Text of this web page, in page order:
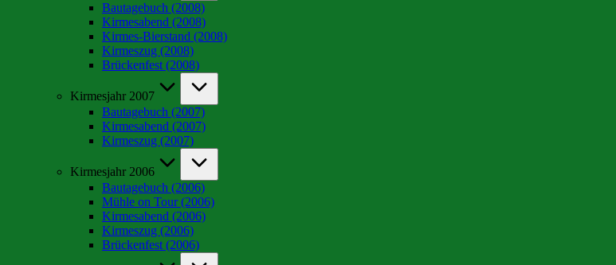
Bautagebuch (2008)
Kirmesabend (2008)
Kirmes-Bierstand (2008)
Kirmeszug (2008)
Brückenfest (2008)
Kirmesjahr 2007
Bautagebuch (2007)
Kirmesabend (2007)
Kirmeszug (2007)
Kirmesjahr 2006
Bautagebuch (2006)
Mühle on Tour (2006)
Kirmesabend (2006)
Kirmeszug (2006)
Brückenfest (2006)